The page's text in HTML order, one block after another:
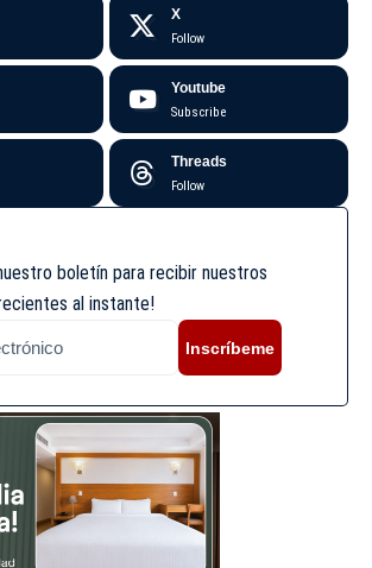
X
Follow
Youtube
Subscribe
Threads
Follow
boletín para recibir nuestros
al instante!
Inscríbeme